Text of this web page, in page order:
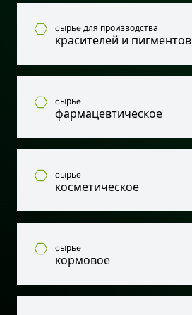
cырьe для производства
красителей и пигментов
cырьe
фармацевтическое
cырьe
косметическое
cырьe
кормовое